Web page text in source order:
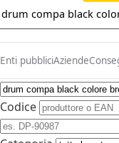
Enti pubbliciAziende
Codice